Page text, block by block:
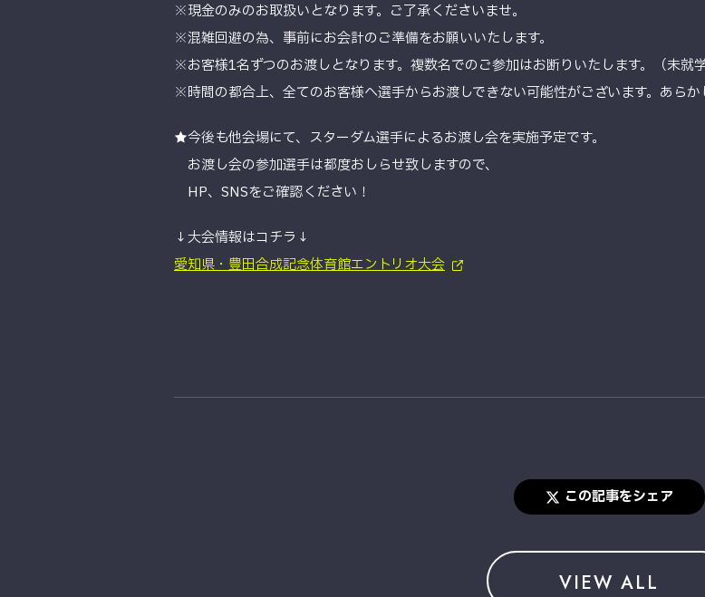
※現金のみのお取扱いとなります。ご了承くださいませ。
※混雑回避の為、事前にお会計のご準備をお願いいたします。
※お客様1名ずつのお渡しとなります。複数名でのご参加はお断りいたします。（未就
※時間の都合上、全てのお客様へ選手からお渡しできない可能性がございます。あらか
★今後も他会場にて、スターダム選手によるお渡し会を実施予定です。
お渡し会の参加選手は都度おしらせ致しますので、
HP、SNSをご確認ください！
↓大会情報はコチラ↓
愛知県・豊田合成記念体育館エントリオ大会
この記事をシェア
VIEW ALL